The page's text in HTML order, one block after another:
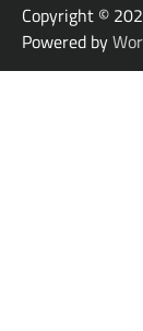
Copyright ©
Powered by